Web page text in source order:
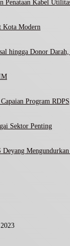
Penataan Kabel
Kota Modern
hingga Donor
Program
Sektor Penting
Deyang